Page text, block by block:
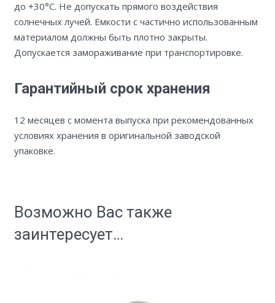
до +30°С. Не допускать прямого воздействия
солнечных лучей. Емкости с частично использованным
материалом должны быть плотно закрыты.
Допускается замораживание при транспортировке.
Гарантийный срок хранения
12 месяцев с момента выпуска при рекомендованных
условиях хранения в оригинальной заводской
упаковке.
Возможно Вас также
заинтересует…